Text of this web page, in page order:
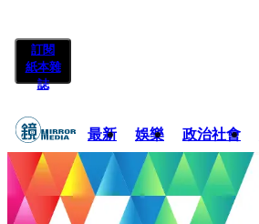
訂閱
紙本雜
誌
最新 娛樂 政治社會